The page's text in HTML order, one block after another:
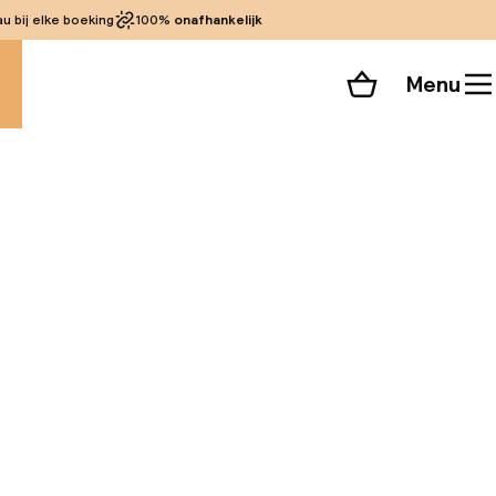
bij elke boeking 100% onafhankelijk
Winkelmand
Menu